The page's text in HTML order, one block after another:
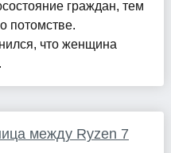
граждан, тем
потомстве.
что женщина
между Ryzen 7